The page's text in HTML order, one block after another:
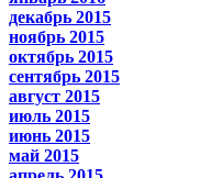
декабрь 2015
ноябрь 2015
октябрь 2015
сентябрь 2015
август 2015
июль 2015
июнь 2015
май 2015